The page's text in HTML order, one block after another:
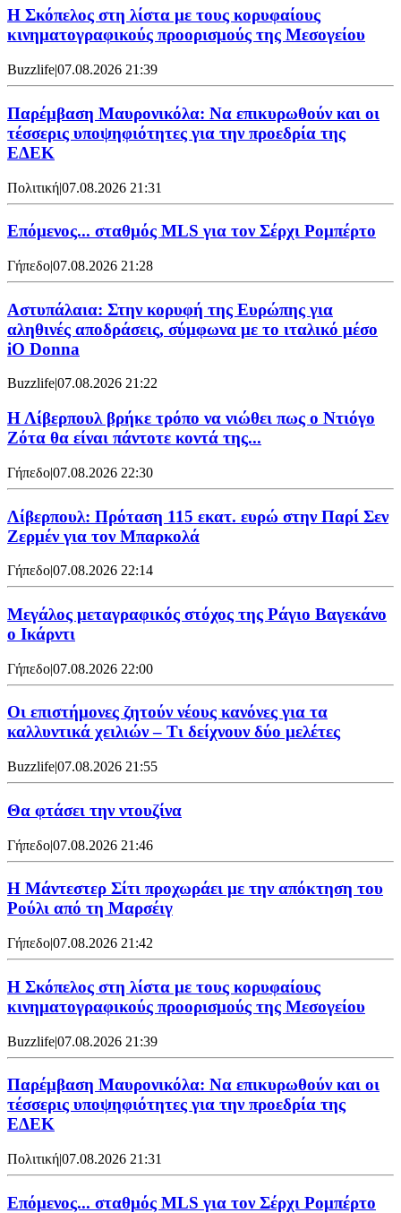
Η Σκόπελος στη λίστα με τους κορυφαίους
κινηματογραφικούς προορισμούς της Μεσογείου
Buzzlife|07.08.2026 21:39
Παρέμβαση Μαυρονικόλα: Να επικυρωθούν και οι
τέσσερις υποψηφιότητες για την προεδρία της
ΕΔΕΚ
Πολιτική|07.08.2026 21:31
Επόμενος... σταθμός MLS για τον Σέρχι Ρομπέρτο
Γήπεδο|07.08.2026 21:28
Αστυπάλαια: Στην κορυφή της Ευρώπης για
αληθινές αποδράσεις, σύμφωνα με το ιταλικό μέσο
iO Donna
Buzzlife|07.08.2026 21:22
Η Λίβερπουλ βρήκε τρόπο να νιώθει πως ο Ντιόγο
Ζότα θα είναι πάντοτε κοντά της...
Γήπεδο|07.08.2026 22:30
Λίβερπουλ: Πρόταση 115 εκατ. ευρώ στην Παρί Σεν
Ζερμέν για τον Μπαρκολά
Γήπεδο|07.08.2026 22:14
Μεγάλος μεταγραφικός στόχος της Ράγιο Βαγεκάνο
ο Ικάρντι
Γήπεδο|07.08.2026 22:00
Οι επιστήμονες ζητούν νέους κανόνες για τα
καλλυντικά χειλιών – Τι δείχνουν δύο μελέτες
Buzzlife|07.08.2026 21:55
Θα φτάσει την ντουζίνα
Γήπεδο|07.08.2026 21:46
Η Μάντεστερ Σίτι προχωράει με την απόκτηση του
Ρούλι από τη Μαρσέιγ
Γήπεδο|07.08.2026 21:42
Η Σκόπελος στη λίστα με τους κορυφαίους
κινηματογραφικούς προορισμούς της Μεσογείου
Buzzlife|07.08.2026 21:39
Παρέμβαση Μαυρονικόλα: Να επικυρωθούν και οι
τέσσερις υποψηφιότητες για την προεδρία της
ΕΔΕΚ
Πολιτική|07.08.2026 21:31
Επόμενος... σταθμός MLS για τον Σέρχι Ρομπέρτο